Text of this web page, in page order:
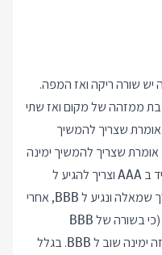
יש שורה ריקה ואז המפה.
ממזהה של מקום ואז שתי
אפשרויות לאן להמשיך ממנו - האות L אומרת שצריך להמשיך
שמאלה לאפשרות הראשונה, והאות R אומרת שצריך להמשיך ימינה
ב AAA וצריך להגיע ל
שמאלה ונגיע ל BBB , אחרי
(כי בשורה של BBB
ימינה שוב ל BBB . בגלל